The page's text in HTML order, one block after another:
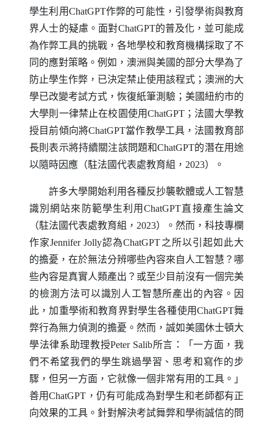
學生利用ChatGPT作弊的可能性，引發學術與教育
界人士的疑慮。面對ChatGPT的普及化，並可能成
為作弊工具的挑戰，各地學校和教育機構採取了不
同的應對策略。例如，澳洲與美國的部分大學為了
防止學生作弊，已決定禁止使用該程式；澳洲的大
學已改變考試方式，恢復紙筆測驗；美國紐約市的
大學則一律禁止在校園使用ChatGPT ；法國大學教
授目前傾向將ChatGPT當作教學工具，法國教育部
長則表示將持續關注該問題和ChatGPT的潛在用途
以隨時因應（駐法國代表處教育組，2023）。
許多大學開始利用各種反抄襲軟體或人工智慧
識別網站來防範學生利用ChatGPT直接產生論文
（駐法國代表處教育組，2023）。然而，科技專欄
作家Jennifer Jolly認為ChatGPT之所以引起如此大
的擔憂，在於無法分辨哪些內容來自人工智慧？哪
些內容是真實人類產出？或至少目前沒有一個完美
的檢測方法可以識別人工智慧所產出的內容。因
此，加重學術和教育界對學生各種使用ChatGPT舞
弊行為無力偵測的擔憂。然而，誠如美國休士頓大
學法律系助理教授Peter Salib所言：「一方面，我
們不希望我們的學生跳過學習、思考和寫作的步
驟，但另一方面，它就像一個非常有用的工具。」
善用ChatGPT ，仍有可能成為對學生和老師都有正
向效果的工具。針對解決考試舞弊和學術誠信的問